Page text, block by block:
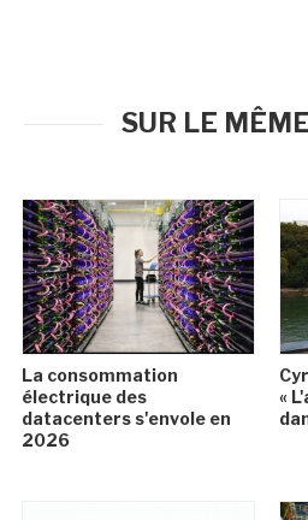
SUR LE
La consommation
électrique des
datacenters s'envole en
2026
«